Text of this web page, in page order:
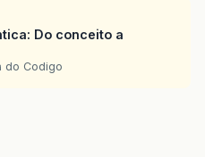
Do conceito a
do Codigo